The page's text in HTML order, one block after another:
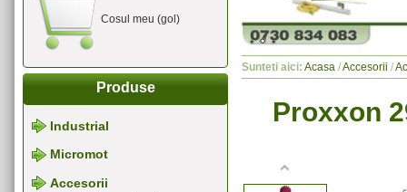
Cosul meu (gol)
Produse
Industrial
Micromot
Accesorii
Sunteti aici: Acasa /Accesorii /
Proxxon